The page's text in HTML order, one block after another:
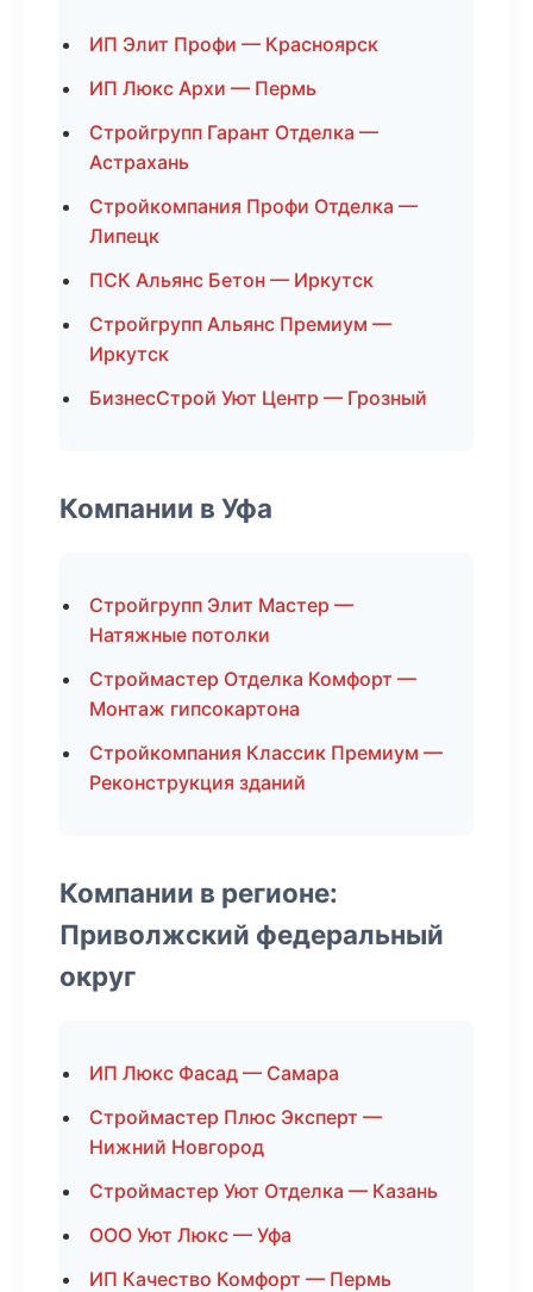
ИП Элит Профи — Красноярск
ИП Люкс Архи — Пермь
Стройгрупп Гарант Отделка —
Астрахань
Стройкомпания Профи Отделка —
Липецк
ПСК Альянс Бетон — Иркутск
Стройгрупп Альянс Премиум —
Иркутск
БизнесСтрой Уют Центр — Грозный
Компании в Уфа
Стройгрупп Элит Мастер —
Натяжные потолки
Строймастер Отделка Комфорт —
Монтаж гипсокартона
Стройкомпания Классик Премиум —
Реконструкция зданий
Компании в регионе:
Приволжский федеральный
округ
ИП Люкс Фасад — Самара
Строймастер Плюс Эксперт —
Нижний Новгород
Строймастер Уют Отделка — Казань
ООО Уют Люкс — Уфа
ИП Качество Комфорт — Пермь